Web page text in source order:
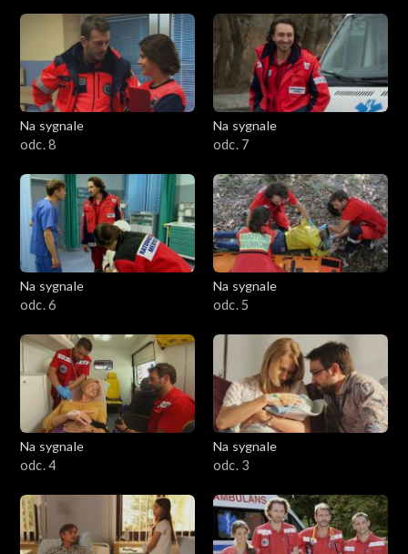
Na sygnale
odc. 8
Na sygnale
odc. 7
Na sygnale
odc. 6
Na sygnale
odc. 5
Na sygnale
odc. 4
Na sygnale
odc. 3